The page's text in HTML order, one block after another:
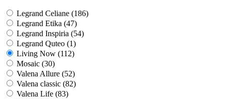
Legrand Celiane (186)
Legrand Etika (47)
Legrand Inspiria (54)
Legrand Quteo (1)
Living Now (112)
Mosaic (30)
Valena Allure (52)
Valena classic (82)
Valena Life (83)